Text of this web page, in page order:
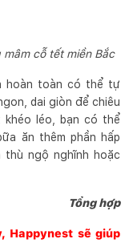
cỗ tết miền Bắc
hoàn toàn có thể tự
dai giòn để chiêu
khéo léo, bạn có thể
ăn thêm phần hấp
ngộ nghĩnh hoặc
Tổng hợp
Happynest sẽ giúp